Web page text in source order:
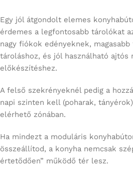
Egy jól átgondolt elemes
érdemes a legfontosabb tárolókat
nagy fiókok edényeknek,
tároláshoz, és jól használható ajtós
előkészítéshez.
A felső szekrényeknél pedig a
napi szinten kell (poharak,
elérhető zónában.
Ha mindezt a moduláris
összeállítod, a konyha nemcsak
értetődően” működő tér lesz.